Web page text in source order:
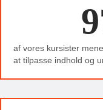
af vores kursister
at tilpasse indhold og